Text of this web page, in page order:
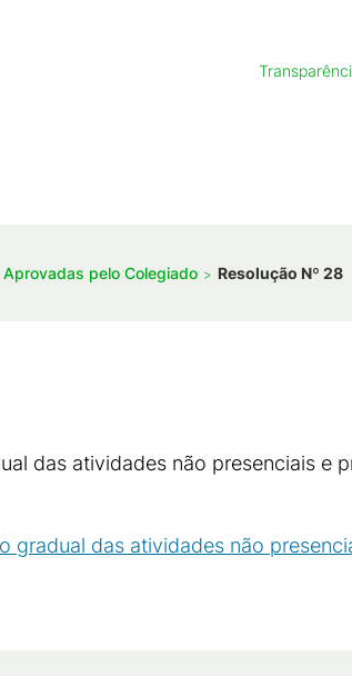
Aprovadas pelo Colegiado Resolução Nº 28
das atividades não presenciais e
gradual das atividades não